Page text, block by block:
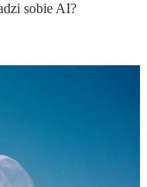
sobie AI?